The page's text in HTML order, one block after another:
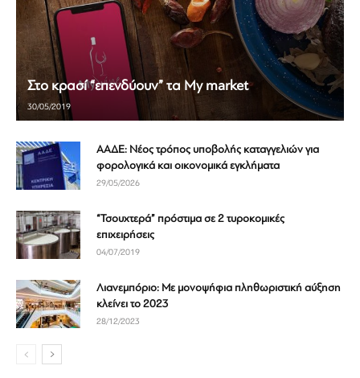
Στο κρασί “επενδύουν” τα My market
30/05/2019
ΑΑΔΕ: Νέος τρόπος υποβολής καταγγελιών για
φορολογικά και οικονομικά εγκλήματα
29/05/2026
“Τσουχτερά” πρόστιμα σε 2 τυροκομικές
επιχειρήσεις
04/07/2019
Λιανεμπόριο: Με μονοψήφια πληθωριστική αύξηση
κλείνει το 2023
28/12/2023